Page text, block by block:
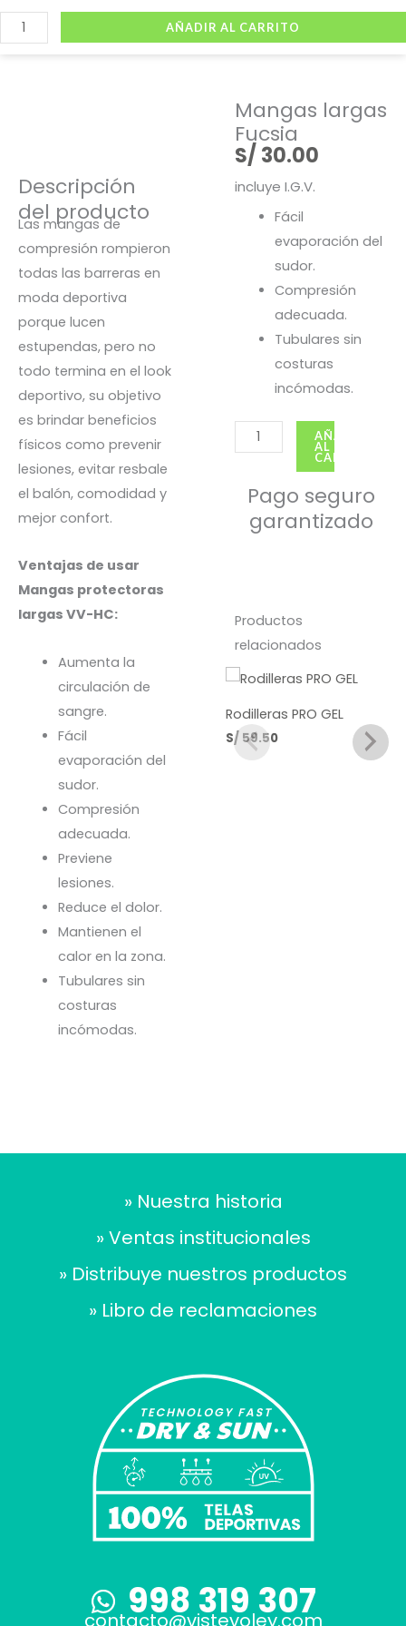
Ir
Buscar
Descripción
del producto
Las mangas de
compresión rompieron
todas las barreras en
moda deportiva
porque lucen
estupendas, pero no
todo termina en el look
deportivo, su objetivo
es brindar beneficios
físicos como prevenir
lesiones, evitar resbale
el balón, comodidad y
mejor confort.
Ventajas de usar
Mangas protectoras
largas VV-HC:
Aumenta la
circulación de
sangre.
Fácil
evaporación del
sudor.
Compresión
adecuada.
Previene
lesiones.
Reduce el dolor.
Mantienen el
calor en la zona.
Tubulares sin
costuras
incómodas.
Mangas largas
Fucsia
S/ 30.00
incluye I.G.V.
Fácil
evaporación del
sudor.
Compresión
adecuada.
Tubulares sin
costuras
incómodas.
Mangas
largas
cantidad
AÑADIR
AL
CARRITO
Pago seguro
garantizado
Productos
relacionados
Rodilleras PRO GEL
S/ 59.50
» Nuestra historia
» Ventas institucionales
» Distribuye nuestros productos
» Libro de reclamaciones
998 319 307
contacto@vistevoley.com
Mangas
largas
AÑADIR AL CARRITO